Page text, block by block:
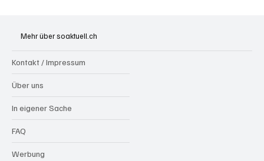
Mehr über soaktuell.ch
Kontakt / Impressum
Über uns
In eigener Sache
FAQ
Werbung